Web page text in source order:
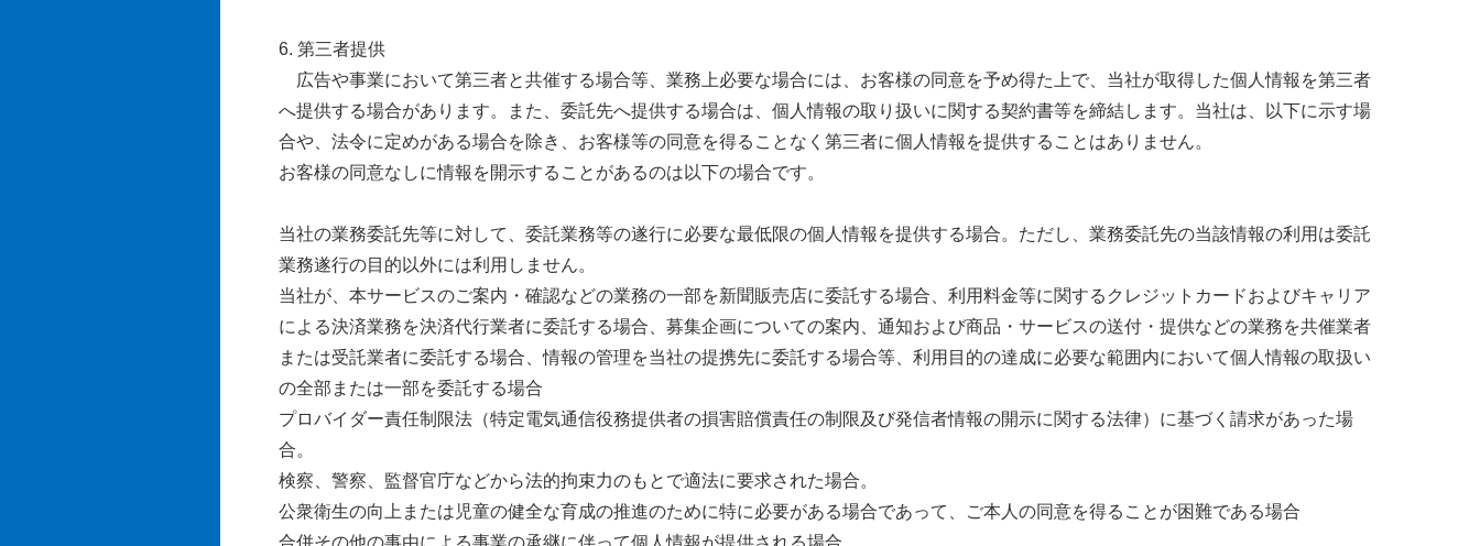
6. 第三者提供
広告や事業において第三者と共催する場合等、業務上必要な場合には、お客様の同意を予め得た上で、当社が取得した個人情報を第三者
へ提供する場合があります。また、委託先へ提供する場合は、個人情報の取り扱いに関する契約書等を締結します。当社は、以下に示す場
合や、法令に定めがある場合を除き、お客様等の同意を得ることなく第三者に個人情報を提供することはありません。
お客様の同意なしに情報を開示することがあるのは以下の場合です。
当社の業務委託先等に対して、委託業務等の遂行に必要な最低限の個人情報を提供する場合。ただし、業務委託先の当該情報の利用は委託
業務遂行の目的以外には利用しません。
当社が、本サービスのご案内・確認などの業務の一部を新聞販売店に委託する場合、利用料金等に関するクレジットカードおよびキャリア
による決済業務を決済代行業者に委託する場合、募集企画についての案内、通知および商品・サービスの送付・提供などの業務を共催業者
または受託業者に委託する場合、情報の管理を当社の提携先に委託する場合等、利用目的の達成に必要な範囲内において個人情報の取扱い
の全部または一部を委託する場合
プロバイダー責任制限法（特定電気通信役務提供者の損害賠償責任の制限及び発信者情報の開示に関する法律）に基づく請求があった場
合。
検察、警察、監督官庁などから法的拘束力のもとで適法に要求された場合。
公衆衛生の向上または児童の健全な育成の推進のために特に必要がある場合であって、ご本人の同意を得ることが困難である場合
合併その他の事由による事業の承継に伴って個人情報が提供される場合